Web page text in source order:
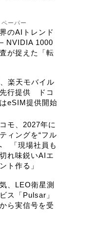
ーパー
のAIトレンド
NVIDIA 1000
が捉えた「転
楽天モバイル
行提供 ドコ
eSIM提供開始
モ、2027年に
ィングを“フル
「現場社員も
れ味鋭いAIエ
ト作る」
、LEO衛星測
ス「Pulsar」
ら実信号を受